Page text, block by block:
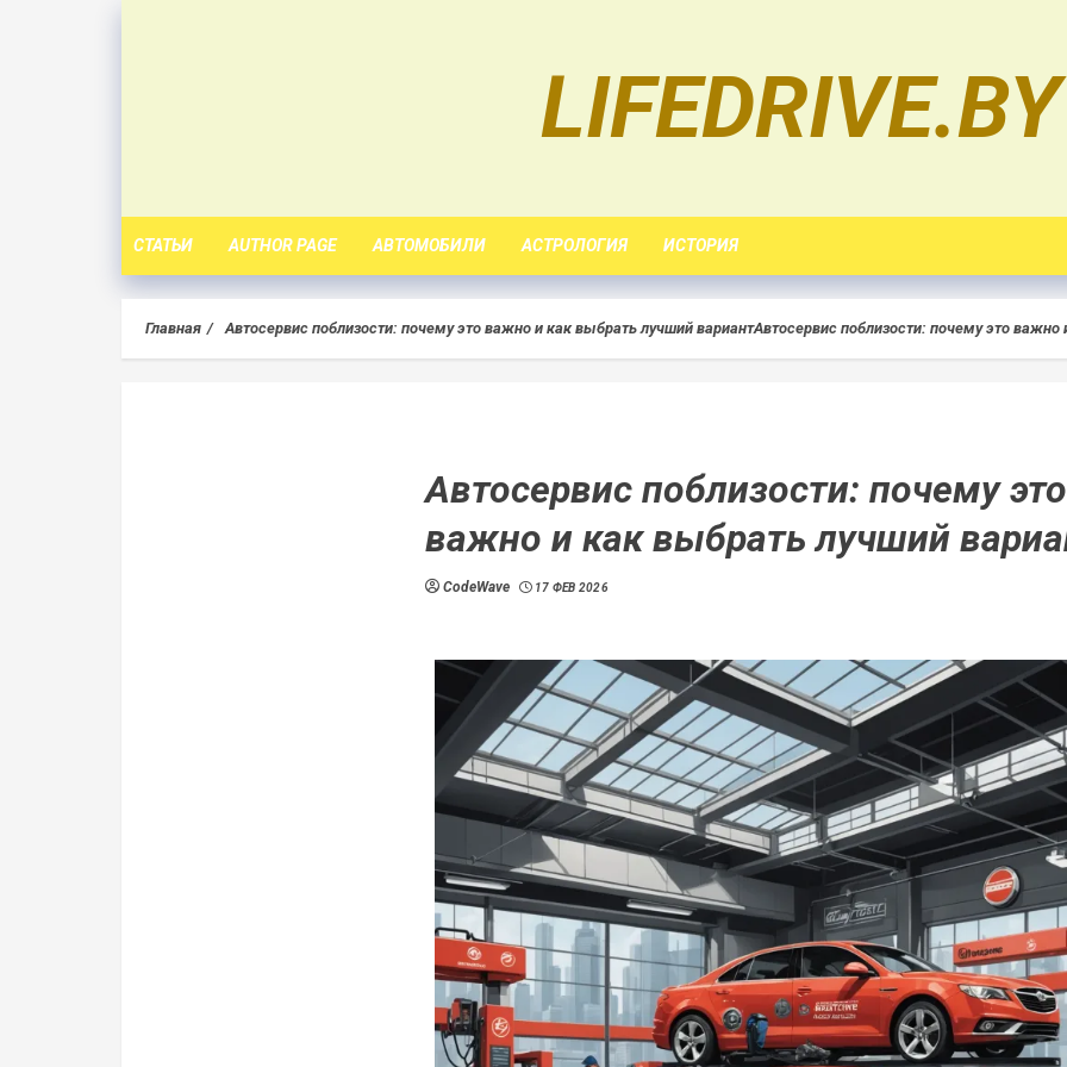
LIFEDRIVE.BY
СТАТЬИ AUTHOR PAGE АВТОМОБИЛИ АСТРОЛОГИЯ ИСТОРИЯ
Главная Автосервис поблизости: почему это важно и как выбрать лучший вариантАвтосервис поблизости: почему это
Автосервис поблизости: почему это
важно и как выбрать лучший
CodeWave 17 ФЕВ 2026